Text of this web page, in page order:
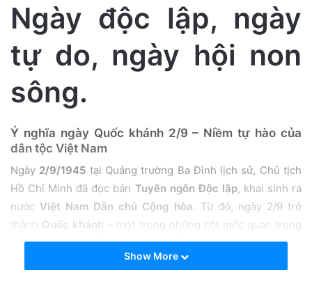
m
Ngày độc lập, ngày
tự do, ngày hội non
sông.
Ý nghĩa ngày Quốc khánh 2/9 – Niềm tự hào của
dân tộc Việt Nam
Ngày 2/9/1945 tại Quảng trường Ba Đình lịch sử, Chủ tịch
Hồ Chí Minh đã đọc bản Tuyên ngôn Độc lập, khai sinh ra
nướcViệt Nam Dân chủ Cộng hòa. Từ đó, ngày 2/9 trở
thành Quốc khánh – một trong những cột mốc quan trọng
và thiêng liêng nhất trong lịch sử dân tộc.
Show More